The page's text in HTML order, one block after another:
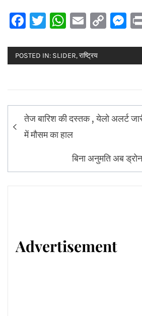
Facebook
TwitterEmail
POSTED IN: SLIDER,राष्ट्रिय
Post
navigation
तेज बारिश की दस्तक , येलो अलर्ट
में मौसम का हाल
बिना अनुमति अब
Advertisement